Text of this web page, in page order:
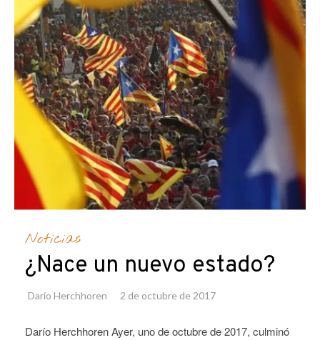
Noticias
¿Nace un nuevo estado?
Darío Herchhoren 2 de octubre de 2017
Darío Herchhoren Ayer, uno de octubre de 2017, culminó